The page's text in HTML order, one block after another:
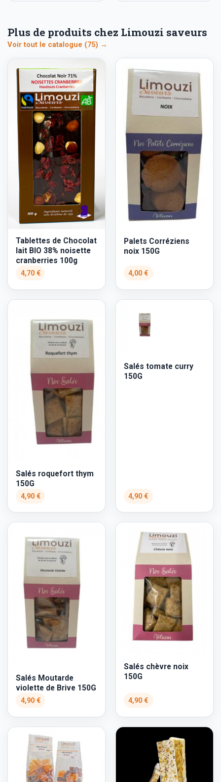
Plus de produits chez Limouzi saveurs
Voir tout le catalogue (75) →
Tablettes de Chocolat
lait BIO 38% noisette
cranberries 100g
4,70 €
Palets Corréziens
noix 150G
4,00 €
Salés roquefort thym
150G
4,90 €
Salés tomate curry
150G
4,90 €
Salés Moutarde
violette de Brive 150G
4,90 €
Salés chèvre noix
150G
4,90 €